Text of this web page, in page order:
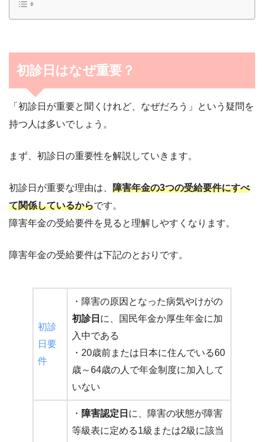
初診日はなぜ重要？
「初診日が重要と聞くけれど、なぜだろう」という疑問を
持つ人は多いでしょう。
まず、初診日の重要性を解説していきます。
初診日が重要な理由は、 障害年金の3つの受給要件にすべ
て関係しているからです。
障害年金の受給要件を見ると理解しやすくなります。
障害年金の受給要件は下記のとおりです。
初診
日要
件
・障害の原因となった病気やけがの
初診日 に、国民年金か厚生年金に加
入中である
・20歳前または日本に住んでいる60
歳～64歳の人で年金制度に加入して
いない
・ 障害認定日 に、障害の状態が障害
等級表に定める1級または2級に該当